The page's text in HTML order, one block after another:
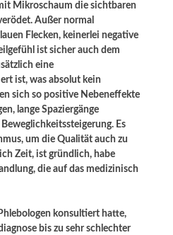
Mikroschaum die sichtbaren
Außer normal
Flecken, keinerlei negative
ist sicher auch dem
eine
ist, was absolut kein
sich so positive Nebeneffekte
lange Spaziergänge
Es
um die Qualität auch zu
Zeit, ist gründlich, habe
die auf das medizinisch
konsultiert hatte,
bis zu sehr schlechter